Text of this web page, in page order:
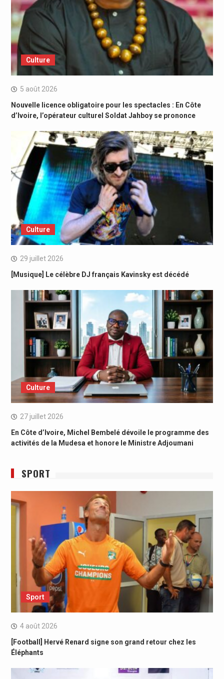
Culture
5 août 2026
Nouvelle licence obligatoire pour les spectacles : En Côte
d’Ivoire, l’opérateur culturel Soldat Jahboy se prononce
Culture
29 juillet 2026
[Musique] Le célèbre DJ français Kavinsky est décédé
Culture
27 juillet 2026
En Côte d’Ivoire, Michel Bembelé dévoile le programme des
activités de la Mudesa et honore le Ministre Adjoumani
SPORT
Sport
4 août 2026
[Football] Hervé Renard signe son grand retour chez les
Éléphants